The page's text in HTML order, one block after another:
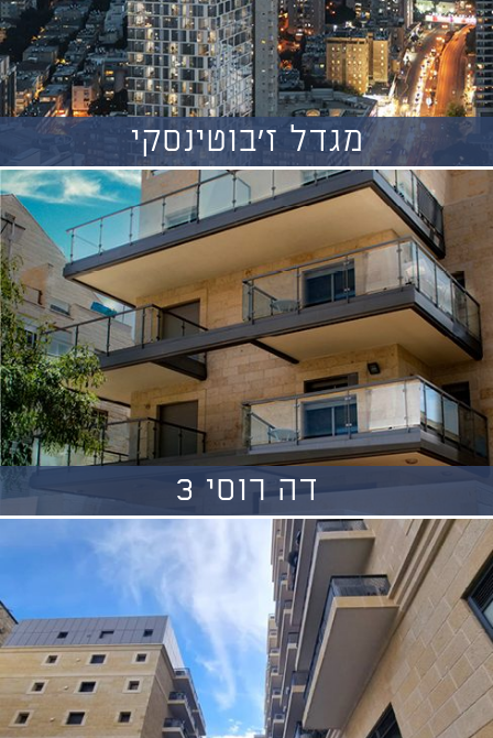
מגדל ז'בוטינסקי
דה רוסי 3